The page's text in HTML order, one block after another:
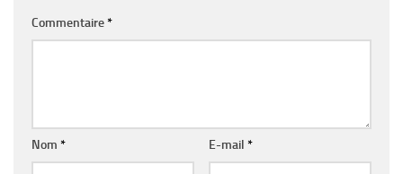
Commentaire*
Nom * E-mail *